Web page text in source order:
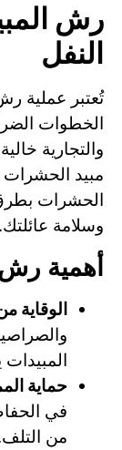
رش
النفل
تُعتبر عملية
الخطوات
والتجارية
مبيد
الحشرات
وسلامة عائلتك.
أهمية رش
الوقاية
حماية
في
من